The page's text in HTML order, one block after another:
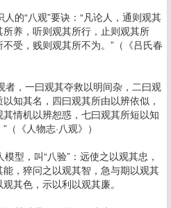
的“八观”要诀：“凡论人，通则观其
养，听则观其所行，止则观其所
受，贱则观其所不为。”（《吕氏春
者，一曰观其夺救以明间杂，二曰观
知其名，四曰观其所由以辨依似，
情机以辨恕惑，七曰观其所短以知
《人物志·八观》）
型，叫“八验”：远使之以观其忠，
，猝问之以观其智，急与期以观其
其色，示以利以观其廉。